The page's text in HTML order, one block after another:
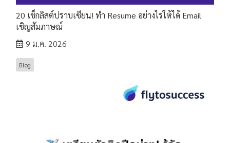
20 เช็กลิสต์ปราบเซียน! ทำ Resume อย่างไรให้ได้ Email
เชิญสัมภาษณ์
9 ม.ค. 2026
ฺBlog